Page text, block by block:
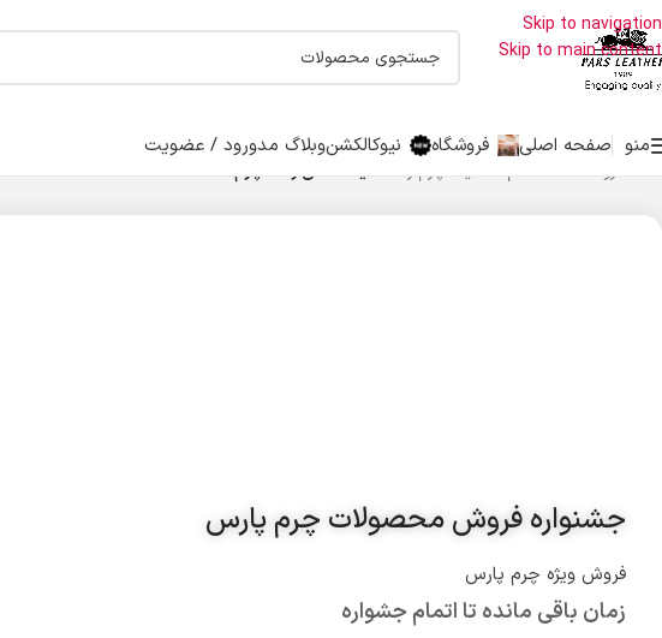
Skip to navigation
Skip to main content
اولین دارنده نشان حلال جهانی صنایع چرم درایران
منو صفحه اصلی فروشگاه نیوکالکشنوبلاگ مدورود / عضویت
فروشگاه مد خانم ها کیف چرم زنانه کیف دستی زنانه چرم
جشنواره فروش محصولات چرم پارس
فروش ویژه چرم پارس
زمان باقی مانده تا اتمام جشواره